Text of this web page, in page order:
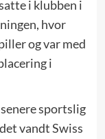
i klubben i
hvor
og var med
i
sportslig
vandt Swiss